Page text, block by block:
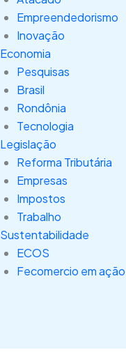
Empreendedorismo
Inovação
Economia
Pesquisas
Brasil
Rondônia
Tecnologia
Legislação
Reforma Tributária
Empresas
Impostos
Trabalho
Sustentabilidade
ECOS
Fecomercio em ação